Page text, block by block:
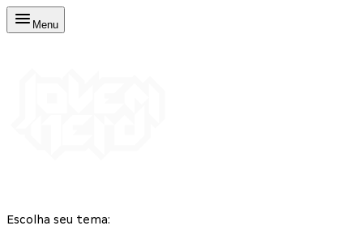
Menu
Escolha seu tema: